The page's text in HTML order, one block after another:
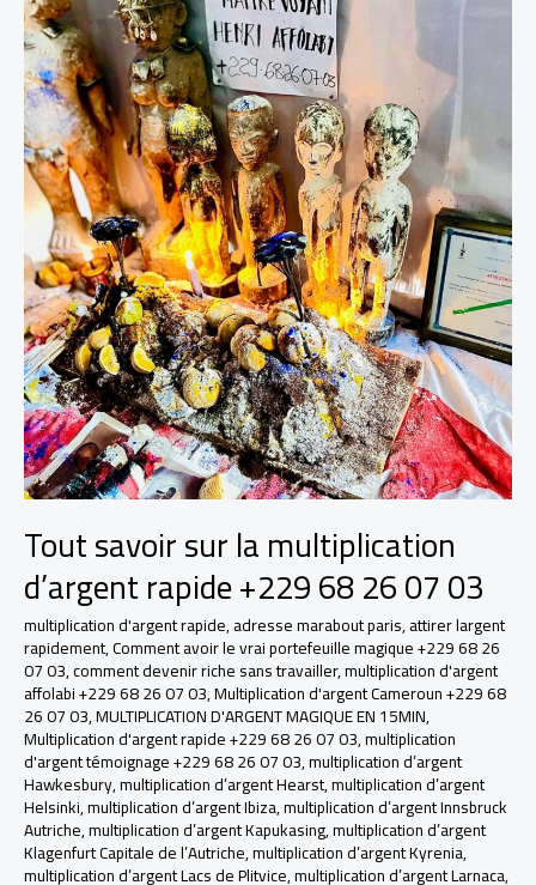
Tout savoir sur la multiplication
d’argent rapide +229 68 26 07 03
multiplication d'argent rapide,adresse marabout paris,attirer largent
rapidement,Comment avoir le vrai portefeuille magique +229 68 26
07 03,comment devenir riche sans travailler,multiplication d'argent
affolabi +229 68 26 07 03,Multiplication d'argent Cameroun +229 68
26 07 03,MULTIPLICATION D'ARGENT MAGIQUE EN 15MIN,
Multiplication d'argent rapide +229 68 26 07 03,multiplication
d'argent témoignage +229 68 26 07 03,multiplication d’argent
Hawkesbury,multiplication d’argent Hearst,multiplication d’argent
Helsinki,multiplication d’argent Ibiza,multiplication d’argent Innsbruck
Autriche,multiplication d’argent Kapukasing,multiplication d’argent
Klagenfurt Capitale de l’Autriche,multiplication d’argent Kyrenia,
multiplication d’argent Lacs de Plitvice,multiplication d’argent Larnaca,